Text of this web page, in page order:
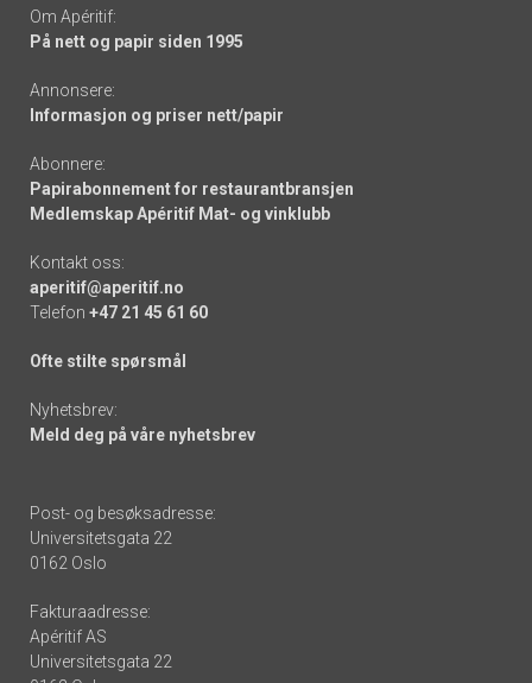
Om Apéritif:
På nett og papir siden 1995
Annonsere:
Informasjon og priser nett/papir
Abonnere:
Papirabonnement for restaurantbransjen
Medlemskap Apéritif Mat- og vinklubb
Kontakt oss:
aperitif@aperitif.no
Telefon +47 21 45 61 60
Ofte stilte spørsmål
Nyhetsbrev:
Meld deg på våre nyhetsbrev
Post- og besøksadresse:
Universitetsgata 22
0162 Oslo
Fakturaadresse:
Apéritif AS
Universitetsgata 22